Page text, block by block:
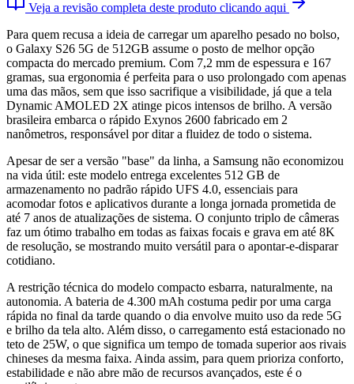
Veja a revisão completa deste produto clicando aqui
Para quem recusa a ideia de carregar um aparelho pesado no bolso,
o Galaxy S26 5G de 512GB assume o posto de melhor opção
compacta do mercado premium. Com 7,2 mm de espessura e 167
gramas, sua ergonomia é perfeita para o uso prolongado com apenas
uma das mãos, sem que isso sacrifique a visibilidade, já que a tela
Dynamic AMOLED 2X atinge picos intensos de brilho. A versão
brasileira embarca o rápido Exynos 2600 fabricado em 2
nanômetros, responsável por ditar a fluidez de todo o sistema.
Apesar de ser a versão "base" da linha, a Samsung não economizou
na vida útil: este modelo entrega excelentes 512 GB de
armazenamento no padrão rápido UFS 4.0, essenciais para
acomodar fotos e aplicativos durante a longa jornada prometida de
até 7 anos de atualizações de sistema. O conjunto triplo de câmeras
faz um ótimo trabalho em todas as faixas focais e grava em até 8K
de resolução, se mostrando muito versátil para o apontar-e-disparar
cotidiano.
A restrição técnica do modelo compacto esbarra, naturalmente, na
autonomia. A bateria de 4.300 mAh costuma pedir por uma carga
rápida no final da tarde quando o dia envolve muito uso da rede 5G
e brilho da tela alto. Além disso, o carregamento está estacionado no
teto de 25W, o que significa um tempo de tomada superior aos rivais
chineses da mesma faixa. Ainda assim, para quem prioriza conforto,
estabilidade e não abre mão de recursos avançados, este é o